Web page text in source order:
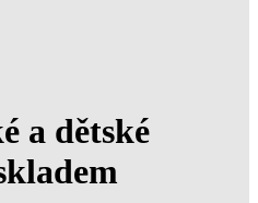
a dětské